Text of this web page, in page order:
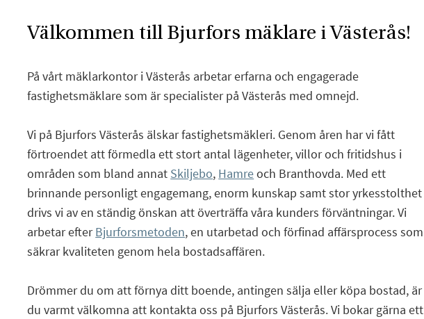
Välkommen till Bjurfors mäklare i Västerås!
På vårt mäklarkontor i Västerås arbetar erfarna och engagerade
fastighetsmäklare som är specialister på Västerås med omnejd.
Vi på Bjurfors Västerås älskar fastighetsmäkleri. Genom åren har vi fått
förtroendet att förmedla ett stort antal lägenheter, villor och fritidshus i
områden som bland annat Skiljebo, Hamreoch Branthovda. Med ett
brinnande personligt engagemang, enorm kunskap samt stor yrkesstolthet
drivs vi av en ständig önskan att överträffa våra kunders förväntningar. Vi
arbetar efterBjurforsmetoden, en utarbetad och förfinad affärsprocess som
säkrar kvaliteten genom hela bostadsaffären.
Drömmer du om att förnya ditt boende, antingen sälja eller köpa bostad, är
du varmt välkomna att kontakta oss på Bjurfors Västerås. Vi bokar gärna ett